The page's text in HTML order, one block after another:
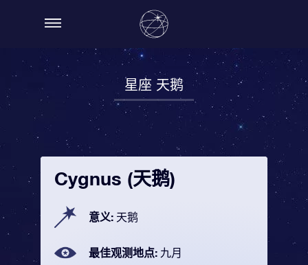
星座 天鹅
Cygnus (天鹅)
意义: 天鹅
最佳观测地点: 九月